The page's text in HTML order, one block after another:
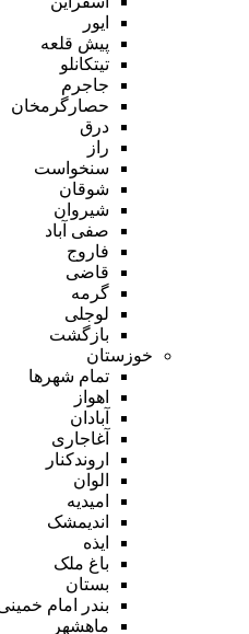
ایور
پیش قلعه
تیتکانلو
جاجرم
حصارگرمخان
درق
راز
سنخواست
شوقان
شیروان
صفی آباد
فاروج
قاضی
گرمه
لوجلی
بازگشت
خوزستان
تمام شهر‌ها
اهواز
آبادان
آغاجاری
اروندکنار
الوان
امیدیه
اندیمشک
ایذه
باغ ملک
بستان
بندر امام
ماهشهر